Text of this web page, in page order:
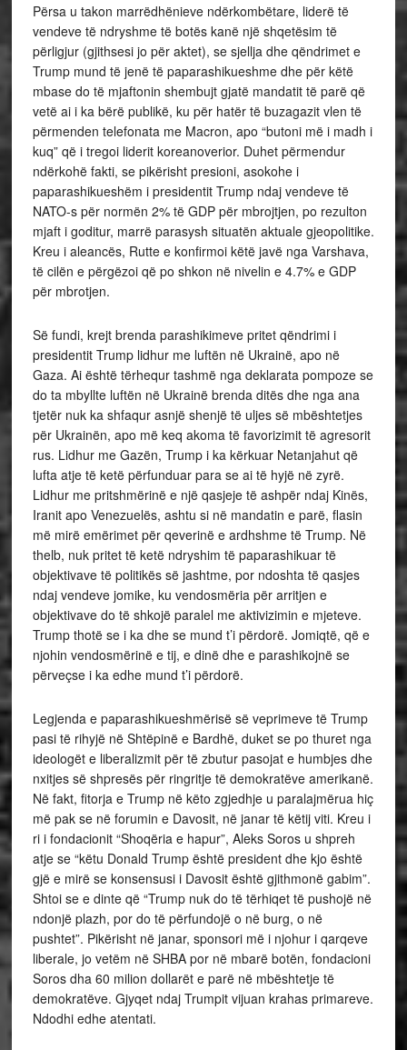
Përsa u takon marrëdhënieve ndërkombëtare, liderë të
vendeve të ndryshme të botës kanë një shqetësim të
përligjur (gjithsesi jo për aktet), se sjellja dhe qëndrimet e
Trump mund të jenë të paparashikueshme dhe për këtë
mbase do të mjaftonin shembujt gjatë mandatit të parë që
vetë ai i ka bërë publikë, ku për hatër të buzagazit vlen të
përmenden telefonata me Macron, apo “butoni më i madh i
kuq” që i tregoi liderit koreanoverior. Duhet përmendur
ndërkohë fakti, se pikërisht presioni, asokohe i
paparashikueshëm i presidentit Trump ndaj vendeve të
NATO-s për normën 2% të GDP për mbrojtjen, po rezulton
mjaft i goditur, marrë parasysh situatën aktuale gjeopolitike.
Kreu i aleancës, Rutte e konfirmoi këtë javë nga Varshava,
të cilën e përgëzoi që po shkon në nivelin e 4.7% e GDP
për mbrotjen.
Së fundi, krejt brenda parashikimeve pritet qëndrimi i
presidentit Trump lidhur me luftën në Ukrainë, apo në
Gaza. Ai është tërhequr tashmë nga deklarata pompoze se
do ta mbyllte luftën në Ukrainë brenda ditës dhe nga ana
tjetër nuk ka shfaqur asnjë shenjë të uljes së mbështetjes
për Ukrainën, apo më keq akoma të favorizimit të agresorit
rus. Lidhur me Gazën, Trump i ka kërkuar Netanjahut që
lufta atje të ketë përfunduar para se ai të hyjë në zyrë.
Lidhur me pritshmërinë e një qasjeje të ashpër ndaj Kinës,
Iranit apo Venezuelës, ashtu si në mandatin e parë, flasin
më mirë emërimet për qeverinë e ardhshme të Trump. Në
thelb, nuk pritet të ketë ndryshim të paparashikuar të
objektivave të politikës së jashtme, por ndoshta të qasjes
ndaj vendeve jomike, ku vendosmëria për arritjen e
objektivave do të shkojë paralel me aktivizimin e mjeteve.
Trump thotë se i ka dhe se mund t’i përdorë. Jomiqtë, që e
njohin vendosmërinë e tij, e dinë dhe e parashikojnë se
përveçse i ka edhe mund t’i përdorë.
Legjenda e paparashikueshmërisë së veprimeve të Trump
pasi të rihyjë në Shtëpinë e Bardhë, duket se po thuret nga
ideologët e liberalizmit për të zbutur pasojat e humbjes dhe
nxitjes së shpresës për ringritje të demokratëve amerikanë.
Në fakt, fitorja e Trump në këto zgjedhje u paralajmërua hiç
më pak se në forumin e Davosit, në janar të këtij viti. Kreu i
ri i fondacionit “Shoqëria e hapur”, Aleks Soros u shpreh
atje se “këtu Donald Trump është president dhe kjo është
gjë e mirë se konsensusi i Davosit është gjithmonë gabim”.
Shtoi se e dinte që “Trump nuk do të tërhiqet të pushojë në
ndonjë plazh, por do të përfundojë o në burg, o në
pushtet”. Pikërisht në janar, sponsori më i njohur i qarqeve
liberale, jo vetëm në SHBA por në mbarë botën, fondacioni
Soros dha 60 milion dollarët e parë në mbështetje të
demokratëve. Gjyqet ndaj Trumpit vijuan krahas primareve.
Ndodhi edhe atentati.